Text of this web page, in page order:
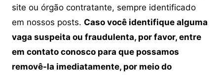
site ou órgão contratante, sempre identificado
em nossos posts. Caso você identifique alguma
vaga suspeita ou fraudulenta, por favor, entre
em contato conosco para que possamos
removê-la imediatamente, por meio do